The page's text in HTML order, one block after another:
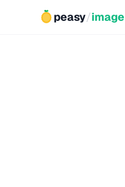
peasy/image